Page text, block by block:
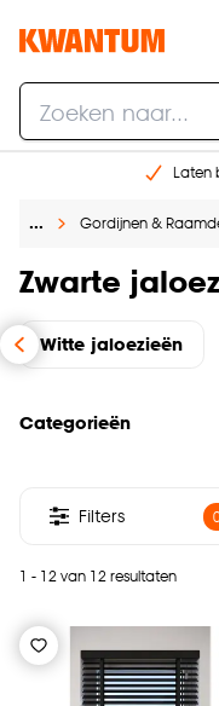
Laten
Gratis
… Gordijnen &
Zwarte
Witte jaloezieën
Categorieën
1 - 12 van 12 resultaten
Filters